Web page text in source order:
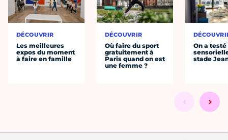
DÉCOUVRIR
Les meilleures
expos du moment
à faire en famille
DÉCOUVRIR
Où faire du sport
gratuitement à
Paris quand on est
une femme ?
On a
stade